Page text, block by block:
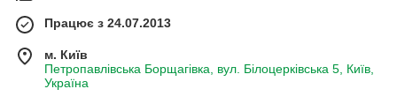
Працює з 24.07.2013
м. Київ
Петропавлівська Борщагівка, вул. Білоцерківська 5, Київ,
Україна